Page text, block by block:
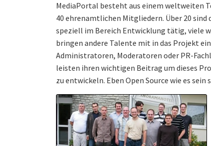
MediaPortal besteht aus einem weltweiten
40 ehrenamtlichen Mitgliedern. Über 20 sind
speziell im Bereich Entwicklung tätig, viele
bringen andere Talente mit in das Projekt
Administratoren, Moderatoren oder PR-
leisten ihren wichtigen Beitrag um dieses
zu entwickeln. Eben Open Source wie es sein